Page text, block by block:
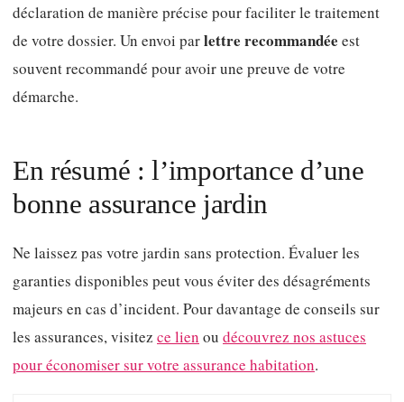
déclaration de manière précise pour faciliter le traitement
de votre dossier. Un envoi parlettre recommandée est
souvent recommandé pour avoir une preuve de votre
démarche.
En résumé : l’importance d’une
bonne assurance jardin
Ne laissez pas votre jardin sans protection. Évaluer les
garanties disponibles peut vous éviter des désagréments
majeurs en cas d’incident. Pour davantage de conseils sur
les assurances, visitez ce lien ou découvrez nos astuces
pour économiser sur votre assurance habitation.